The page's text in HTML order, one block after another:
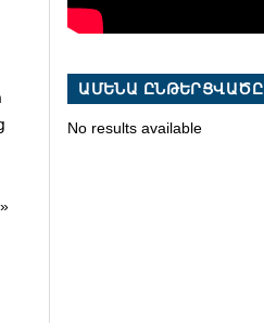
ԱՄԵՆԱ ԸՆԹԵՐՑՎԱԾԸ
No results available